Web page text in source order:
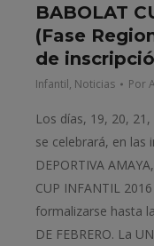
BABOLAT
(Fase
de
Infantil, Noticias Por
Los días, 19, 20, 21,
se celebrará, en las
DEPORTIVA
CUP INFANTIL
formalizarse hasta
DE FEBRERO. La